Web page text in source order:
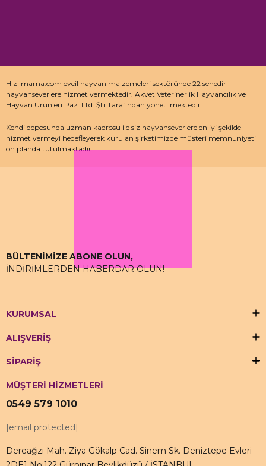
Hızlımama.com evcil hayvan malzemeleri sektöründe 22 senedir
hayvanseverlere hizmet vermektedir. Akvet Veterinerlik Hayvancılık ve
Hayvan Ürünleri Paz. Ltd. Şti. tarafından yönetilmektedir.
Kendi deposunda uzman kadrosu ile siz hayvanseverlere en iyi şekilde
hizmet vermeyi hedefleyerek kurulan şirketimizde müşteri memnuniyeti
ön planda tutulmaktadır.
BÜLTENİMİZE ABONE OLUN,
İNDİRİMLERDEN HABERDAR OLUN!
KURUMSAL
ALIŞVERİŞ
SİPARİŞ
MÜŞTERİ HİZMETLERİ
0549 579 1010
[email protected]
Dereağzı Mah. Ziya Gökalp Cad. Sinem Sk. Deniztepe Evleri